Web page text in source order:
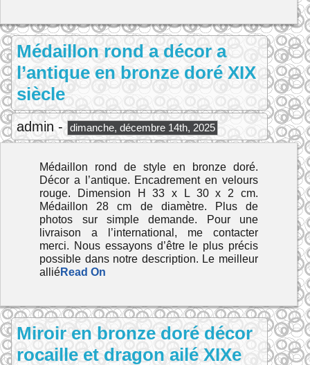
Médaillon rond a décor a
l’antique en bronze doré XIX
siècle
admin - dimanche, décembre 14th, 2025
Médaillon rond de style en bronze doré.
Décor a l’antique. Encadrement en velours
rouge. Dimension H 33 x L 30 x 2 cm.
Médaillon 28 cm de diamètre. Plus de
photos sur simple demande. Pour une
livraison a l’international, me contacter
merci. Nous essayons d’être le plus précis
possible dans notre description. Le meilleur
alliéRead On
Miroir en bronze doré décor
rocaille et dragon ailé XIXe